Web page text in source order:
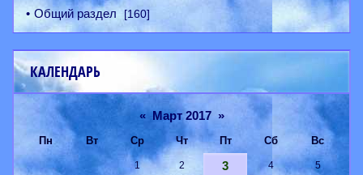
Общий раздел [160]
КАЛЕНДАРЬ
« Март 2017 »
Пн Вт Ср Чт Пт Сб Вс
1 2 3 4 5